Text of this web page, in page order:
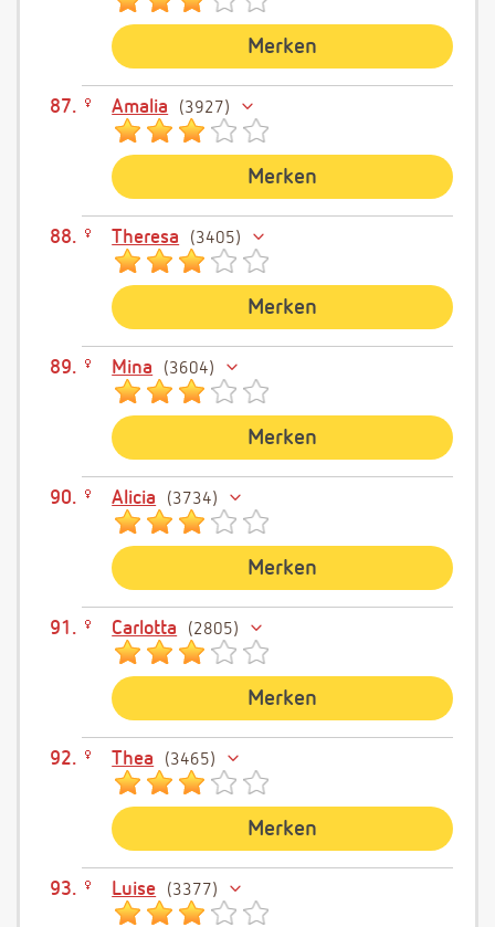
Merken
Amalia 3927
Merken
Theresa 3405
Merken
Mina 3604
Merken
Alicia 3734
Merken
Carlotta 2805
Merken
Thea 3465
Merken
Luise 3377